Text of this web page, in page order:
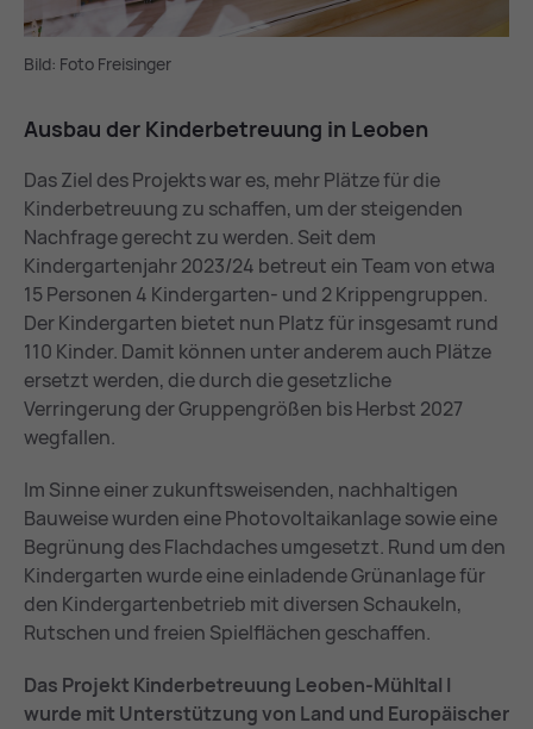
Bild: Foto Freisinger
Aus­bau der Kin­der­be­treu­ung in Leo­ben
Das Ziel des Projekts war es, mehr Plätze für die
Kinderbetreuung zu schaffen, um der steigenden
Nachfrage gerecht zu werden. Seit dem
Kindergartenjahr 2023/24 betreut ein Team von etwa
15 Personen 4 Kindergarten- und 2 Krippengruppen.
Der Kindergarten bietet nun Platz für insgesamt rund
110 Kinder. Damit können unter anderem auch Plätze
ersetzt werden, die durch die gesetzliche
Verringerung der Gruppengrößen bis Herbst 2027
wegfallen.
Im Sinne einer zukunftsweisenden, nachhaltigen
Bauweise wurden eine Photovoltaikanlage sowie eine
Begrünung des Flachdaches umgesetzt. Rund um den
Kindergarten wurde eine einladende Grünanlage für
den Kindergartenbetrieb mit diversen Schaukeln,
Rutschen und freien Spielflächen geschaffen.
Das Projekt Kinderbetreuung Leoben-Mühltal I
wurde mit Unterstützung von Land und Europäischer